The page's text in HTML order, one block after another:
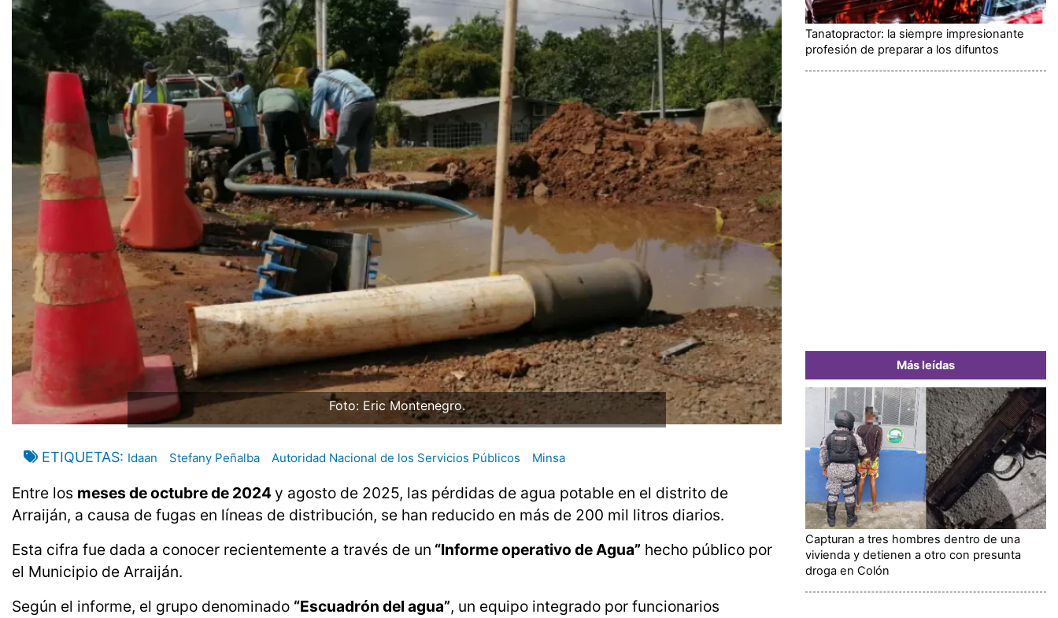
Foto: Eric Montenegro.
ETIQUETAS Idaan Stefany Peñalba Autoridad Nacional de los Servicios Públicos Minsa
Entre los meses de octubre de 2024y agosto de 2025, las pérdidas de agua potable en el distrito de
Arraiján, a causa de fugas en líneas de distribución, se han reducido en más de 200 mil litros diarios.
Esta cifra fue dada a conocer recientemente a través de un “Informe operativo de Agua” hecho público por
el Municipio de Arraiján.
Según el informe, el grupo denominado “Escuadrón del agua”, un equipo integrado por funcionarios
Tanatopractor: la siempre impresionante
profesión de preparar a los difuntos
Más leídas
Capturan a tres hombres dentro de una
vivienda y detienen a otro con presunta
droga en Colón